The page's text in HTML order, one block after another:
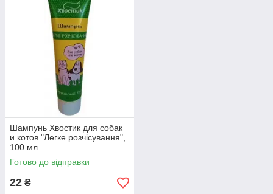
Шампунь Хвостик для собак
и котов "Легке розчісування",
100 мл
Готово до відправки
22 ₴